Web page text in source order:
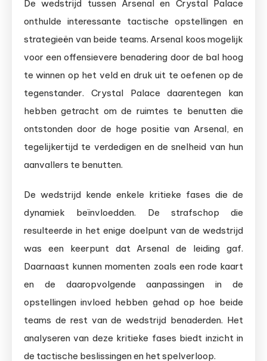
De wedstrijd tussen Arsenal en Crystal Palace
onthulde interessante tactische opstellingen en
strategieën van beide teams. Arsenal koos mogelijk
voor een offensievere benadering door de bal hoog
te winnen op het veld en druk uit te oefenen op de
tegenstander. Crystal Palace daarentegen kan
hebben getracht om de ruimtes te benutten die
ontstonden door de hoge positie van Arsenal, en
tegelijkertijd te verdedigen en de snelheid van hun
aanvallers te benutten.
De wedstrijd kende enkele kritieke fases die de
dynamiek beïnvloedden. De strafschop die
resulteerde in het enige doelpunt van de wedstrijd
was een keerpunt dat Arsenal de leiding gaf.
Daarnaast kunnen momenten zoals een rode kaart
en de daaropvolgende aanpassingen in de
opstellingen invloed hebben gehad op hoe beide
teams de rest van de wedstrijd benaderden. Het
analyseren van deze kritieke fases biedt inzicht in
de tactische beslissingen en het spelverloop.